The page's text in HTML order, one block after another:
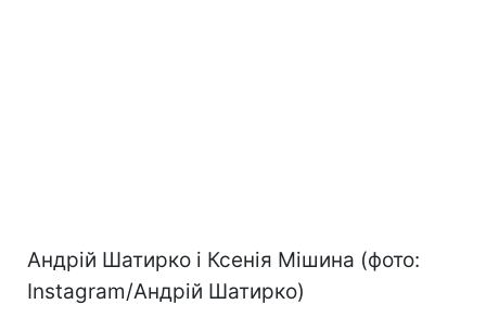
Андрій Шатирко і Ксенія Мішина (фото:
Instagram/Андрій Шатирко)